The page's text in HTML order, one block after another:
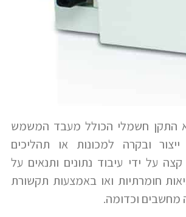
התקן חשמלי הכולל מעבד המשמש
ובקרה למכונות או תהליכים
על ידי עיבוד נתונים ותנאים על
חומרתיות ואו באמצעות תקשורת
מחשבים וכדומה.